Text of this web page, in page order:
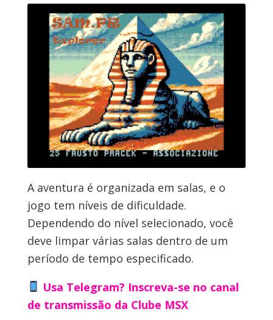
A aventura é organizada em salas, e o
jogo tem níveis de dificuldade.
Dependendo do nível selecionado, você
deve limpar várias salas dentro de um
período de tempo especificado.
Usa Telegram? Inscreva-se no canal
de transmissão da Clube MSX